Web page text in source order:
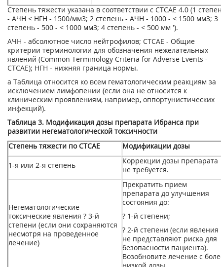
Степень тяжести указана в соответствии с СТСАЕ 4.0 (1
- АЧН < НГН - 1500/мм3; 2 степень - АЧН - 1000 - < 1500 мм3; 3
степень - 500 - < 1000 мм3; 4 степень - < 500 мм ’).
АЧН - абсолютное число нейтрофилов; СТСАЕ - Общие
критерии терминологии для обозначения нежелательных
явлений (Common Terminology Criteria for Adverse Events -
СТСАЕ); НГН - нижняя граница нормы.
а Таблица относится ко всем гематологическим реакциям за
исключением лимфопении (если она не относится к
клиническим проявлениям, например, оппортунистических
инфекций).
Таблица 3. Модификация дозы препарата Ибранса при
развитии негематологической токсичности
Степень тяжести по СТСАЕ
Модификации дозы
1-я или 2-я степень
Коррекции дозы препарата
не требуется.
Негематологические
токсические явления ? 3-й
степени (если они сохраняются
несмотря на проведенное
лечение)
Прекратить прием
препарата до улучшения
состояния до:
? 1-й степени;
? 2-й степени (если явления
не представляют риска для
безопасности пациента).
Возобновите лечение с